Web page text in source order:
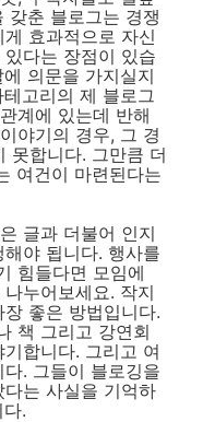
갖춘 블로그는 경쟁
효과적으로 자신
다는 장점이 있습
의문을 가지실지
고리의 제 블로그
계에 있는데 반해
야기의 경우, 그 경
못합니다. 그만큼 더
여건이 마련된다는
글과 더불어 인지
야 됩니다. 행사를
힘들다면 모임에
누어보세요. 작지
좋은 방법입니다.
책 그리고 강연회
합니다. 그리고 여
. 그들이 블로깅을
는 사실을 기억하
.